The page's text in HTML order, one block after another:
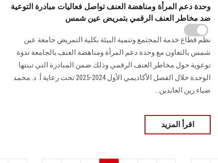
وحدة دعم المرأة ومناهضة العنف تواصل فعاليات مبادرة التوعية
ضد مخاطر العنف الرقمي بتمريض عين شمس
نظم قطاع خدمة المجتمع وتنمية البيئة بكلية التمريض جامعة عين
شمس بالتعاون مع وحدة دعم المرأة ومناهضة العنف بالجامعة ندوة
توعوية حول مخاطر العنف الرقمي وذلك ضمن المبادرة التي تبنتها
الوحدة خلال الفصل الأكاديمي الأول 2024-2025 تحت رعاية أ. د. محمد
ضياء زين العابدين...
اقرأ المزيد